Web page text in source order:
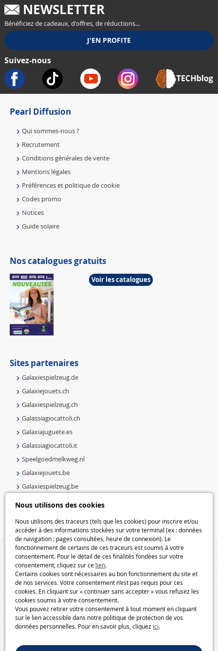
Nous utilisons des cookies
Nous utilisons des traceurs (tels que les cookies) pour inscrire et/ou
accéder à des informations stockées sur votre terminal (ex : données
de navigation : pages consultées, heure de connexion). Le
fonctionnement de certains de ces traceurs est soumis à votre
consentement. Pour le détail de ces finalités fondées sur votre
consentement, cliquez sur ce lien.
Certains cookies sont nécessaires au bon fonctionnement du site et
de nos services. Votre consentement n’est pas requis pour ces
cookies. En cliquant sur « continuer sans accepter » vous refusez les
cookies soumis à votre consentement.
Vous pouvez retirer votre consentement à tout moment en cliquant
sur le lien accessible dans notre politique de protection de vos
données personnelles. Pour en savoir plus, cliquez ici.
NEWSLETTER
Bénéficiez de cadeaux, d'offres, de réductions...
Suivez-nous
Pearl Diffusion
Qui sommes-nous ?
Recrutement
Conditions générales de vente
Mentions légales
Préférences et politique de cookie
Codes promo
Notices
Guide solaire
Nos catalogues gratuits
Voir les catalogues
Sites partenaires
Galaxiespielzeug.de
Galaxiejouets.ch
Galaxiespielzeug.ch
Galassiagiocattoli.ch
Galaxiajuguete.es
Galassiagiocattoli.it
Speelgoedmelkweg.nl
Galaxiejouets.be
Galaxiespielzeug.be